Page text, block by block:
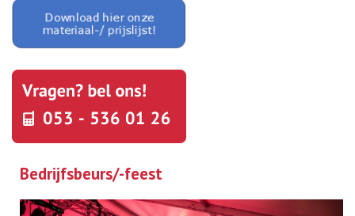
Bedrijfsbeurs/-feest